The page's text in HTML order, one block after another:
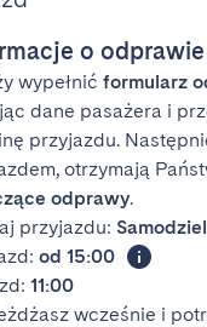
o odprawie
wypełnić formularz
dane pasażera i
przyjazdu.
otrzymają
odprawy.
przyjazdu:
od 15:00
11:00
wcześnie i